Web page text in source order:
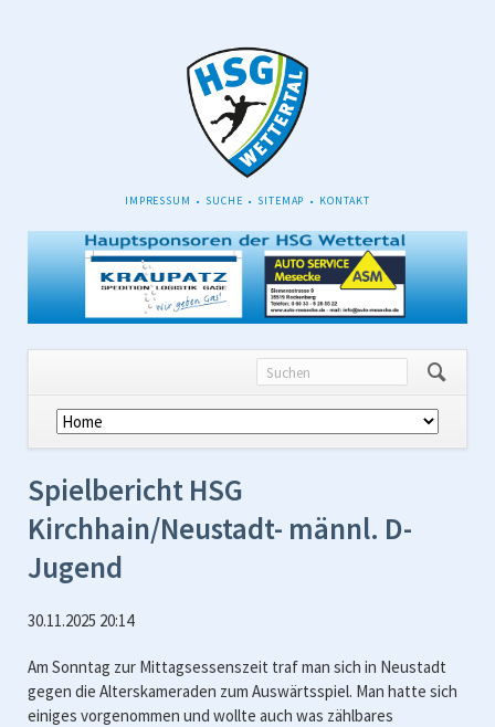
NAVIGATION
IMPRESSUM SUCHE SITEMAP KONTAKT
Navigation
überspringen
Spielbericht HSG
Kirchhain/Neustadt- männl. D-
Jugend
30.11.2025 20:14
Am Sonntag zur Mittagsessenszeit traf man sich in Neustadt
gegen die Alterskameraden zum Auswärtsspiel. Man hatte sich
einiges vorgenommen und wollte auch was zählbares